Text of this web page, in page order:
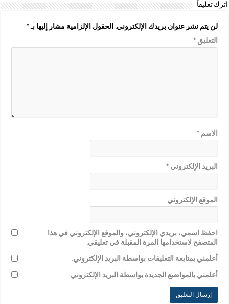
اترك تعليقاً
لن يتم نشر عنوان بريدك الإلكتروني. الحقول الإلزامية مشار إليها بـ*
التعليق*
الاسم*
البريد الإلكتروني*
الموقع الإلكتروني
احفظ اسمي، بريدي الإلكتروني، والموقع الإلكتروني في هذا
المتصفح لاستخدامها المرة المقبلة في تعليقي.
أعلمني بمتابعة التعليقات بواسطة البريد الإلكتروني.
أعلمني بالمواضيع الجديدة بواسطة البريد الإلكتروني.